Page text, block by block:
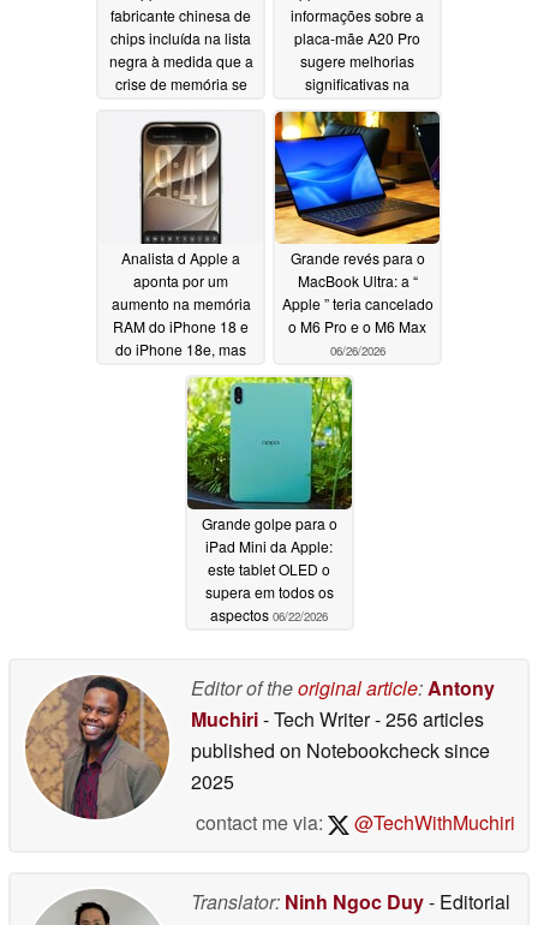
fabricante chinesa de
chips incluída na lista
negra à medida que a
crise de memória se
informações sobre a
placa-mãe A20 Pro
sugere melhorias
significativas na
06/27/2026
Analista d Apple a
aponta por um
aumento na memória
RAM do iPhone 18 e
do iPhone 18e, mas
06/27/2026
Grande revés para o
MacBook Ultra: a “
Apple ” teria cancelado
o M6 Pro e o M6 Max
06/26/2026
Grande golpe para o
iPad Mini da Apple:
este tablet OLED o
supera em todos os
aspectos 06/22/2026
Editor of theoriginal article:Antony
Muchiri- Tech Writer- 256 articles
published on Notebookchecksince
2025
contact me via:
@TechWithMuchiri
Translator: Ninh Ngoc Duy- Editorial